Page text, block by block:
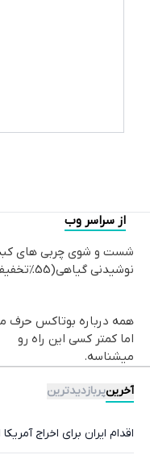
از سراسر وب
شست و شوی چربی های
نوشیدنی گیاهی(55%تخفیف)
همه درباره بوتاکس حرف
اما کمتر کسی این راه رو
میشناسه.
آخرینپربازدیدترین
اقدام ایران برای اخراج